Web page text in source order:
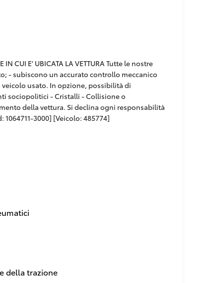
IN CUI E' UBICATA LA VETTURA Tutte le nostre
- subiscono un accurato controllo meccanico
usato. In opzione, possibilità di
sociopolitici - Cristalli - Collisione o
della vettura. Si declina ogni responsabilità
3000] [Veicolo: 485774]
della trazione